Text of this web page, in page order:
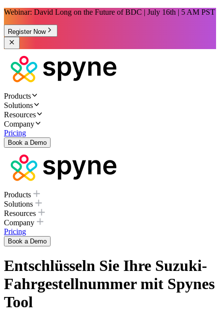
Webinar: David Long on the Future of BDC | July 16th | 5 AM PST
Register Now
Products
Solutions
Resources
Company
Pricing
Book a Demo
Products
Solutions
Resources
Company
Pricing
Book a Demo
Entschlüsseln Sie Ihre Suzuki-
Fahrgestellnummer mit Spynes
Tool